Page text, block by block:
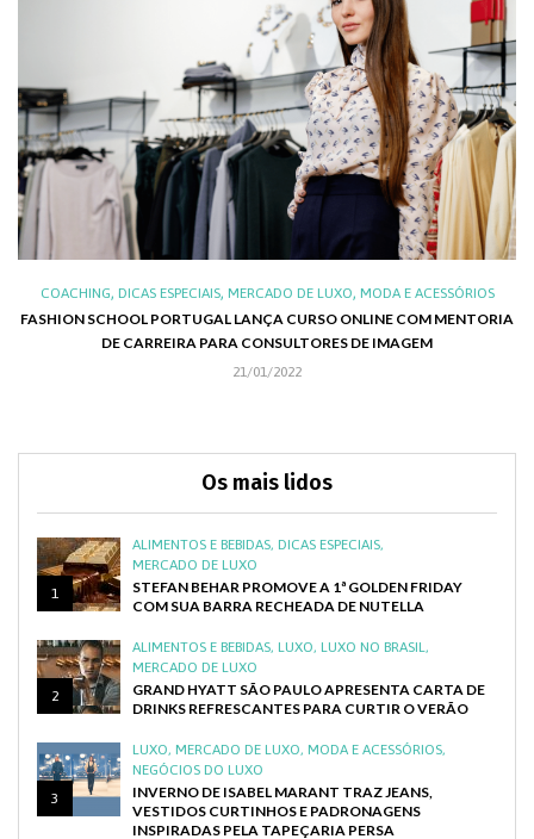
COACHING, DICAS ESPECIAIS, MERCADO DE LUXO, MODA E ACESSÓRIOS
FASHION SCHOOL PORTUGAL LANÇA CURSO ONLINE COM MENTORIA
DE CARREIRA PARA CONSULTORES DE IMAGEM
21/01/2022
Os mais lidos
1
ALIMENTOS E BEBIDAS, DICAS ESPECIAIS,
MERCADO DE LUXO
STEFAN BEHAR PROMOVE A 1ª GOLDEN FRIDAY
COM SUA BARRA RECHEADA DE NUTELLA
2
ALIMENTOS E BEBIDAS, LUXO, LUXO NO BRASIL ,
MERCADO DE LUXO
GRAND HYATT SÃO PAULO APRESENTA CARTA DE
DRINKS REFRESCANTES PARA CURTIR O VERÃO
3
LUXO, MERCADO DE LUXO, MODA E ACESSÓRIOS,
NEGÓCIOS DO LUXO
INVERNO DE ISABEL MARANT TRAZ JEANS,
VESTIDOS CURTINHOS E PADRONAGENS
INSPIRADAS PELA TAPEÇARIA PERSA